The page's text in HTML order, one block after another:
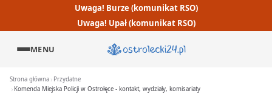
Uwaga! Burze (komunikat RSO)
Uwaga! Upał (komunikat RSO)
MENU
Strona główna
Przydatne
Komenda Miejska Policji w Ostrołęce - kontakt, wydziały, komisariaty